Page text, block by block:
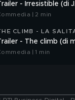
- Irresistible (di
| 2 min
THE CLIMB - LA
Trailer -
| 1 min